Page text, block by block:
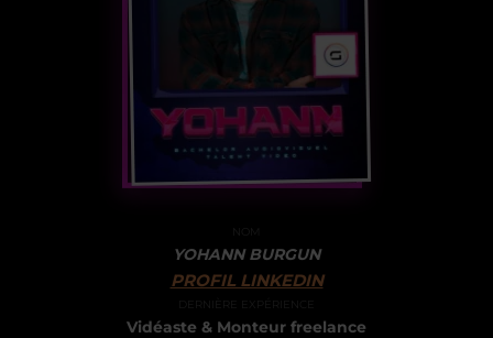
YOHANN BURGUN
PROFIL LINKEDIN
Vidéaste & Monteur freelance